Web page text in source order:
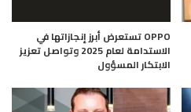
OPPO تستعرض أبرز إنجازاتها في
الاستدامة لعام 2025 وتواصل تعزيز
الابتكار المسؤول